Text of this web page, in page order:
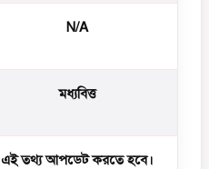
N/A
মধ্যবিত্ত
এই তথ্য আপডেট করতে হবে।